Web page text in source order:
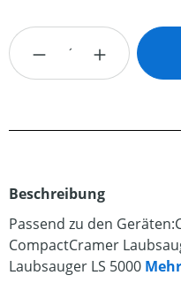
Produkt Anzahl:
Beschreibung
Passend zu den
CompactCramer
Laubsauger LS 5000 Mehr